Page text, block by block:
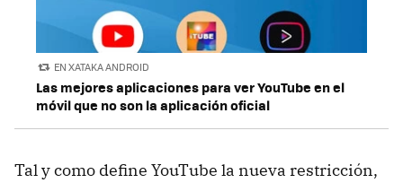
EN XATAKA ANDROID
Las mejores aplicaciones para ver YouTube en el
móvil que no son la aplicación oficial
Tal y como define YouTube la nueva restricción,